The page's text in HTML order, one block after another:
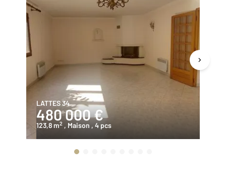
LATTES 34
480 000 €
123,8 m2 , Maison , 4 pcs